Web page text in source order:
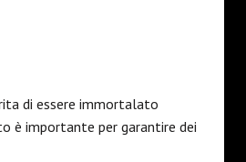
di essere immortalato
è importante per garantire dei